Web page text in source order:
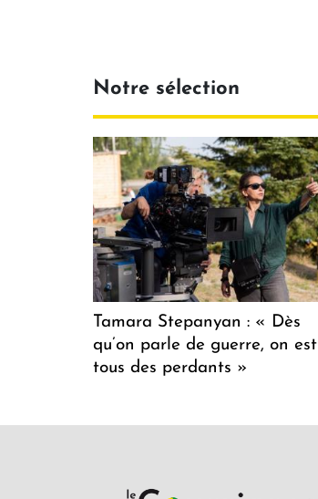
Notre sélection
Tamara Stepanyan : « Dès
qu’on parle de guerre, on est
tous des perdants »